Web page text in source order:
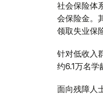
社会保险体
会保险金。
领取失业保
针对低收入
约6.1万名学
面向残障人